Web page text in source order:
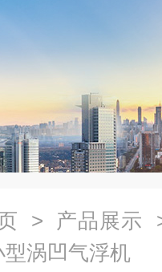
> 产品展示
涡凹气浮机